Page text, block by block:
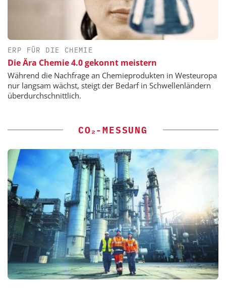
ERP FÜR DIE CHEMIE
Die Ära Chemie 4.0 gekonnt meistern
Während die Nachfrage an Chemieprodukten in Westeuropa
nur langsam wächst, steigt der Bedarf in Schwellenländern
überdurchschnittlich.
CO₂-MESSUNG